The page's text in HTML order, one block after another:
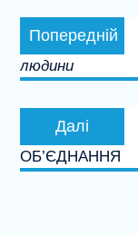
Навігація
записів
Попередній
людини
Далі
ОБ’ЄДНАННЯ